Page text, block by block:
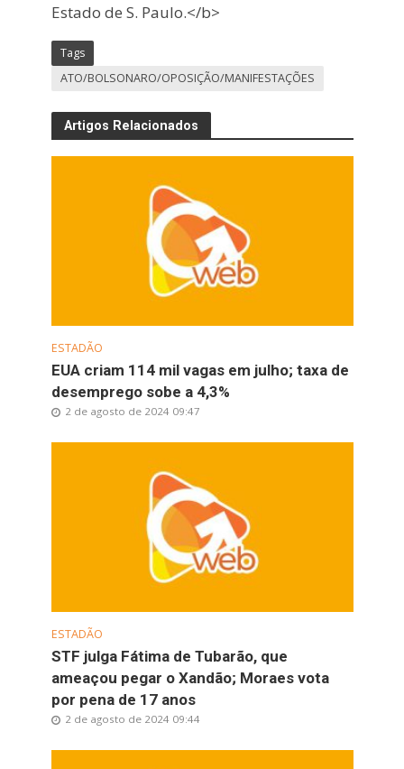
Estado de S. Paulo.</b>
Tags
ATO/BOLSONARO/OPOSIÇÃO/MANIFESTAÇÕES
Artigos Relacionados
ESTADÃO
EUA criam 114 mil vagas em julho; taxa de
desemprego sobe a 4,3%
2 de agosto de 2024 09:47
ESTADÃO
STF julga Fátima de Tubarão, que
ameaçou pegar o Xandão; Moraes vota
por pena de 17 anos
2 de agosto de 2024 09:44